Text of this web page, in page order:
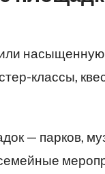
классы,
— парков,